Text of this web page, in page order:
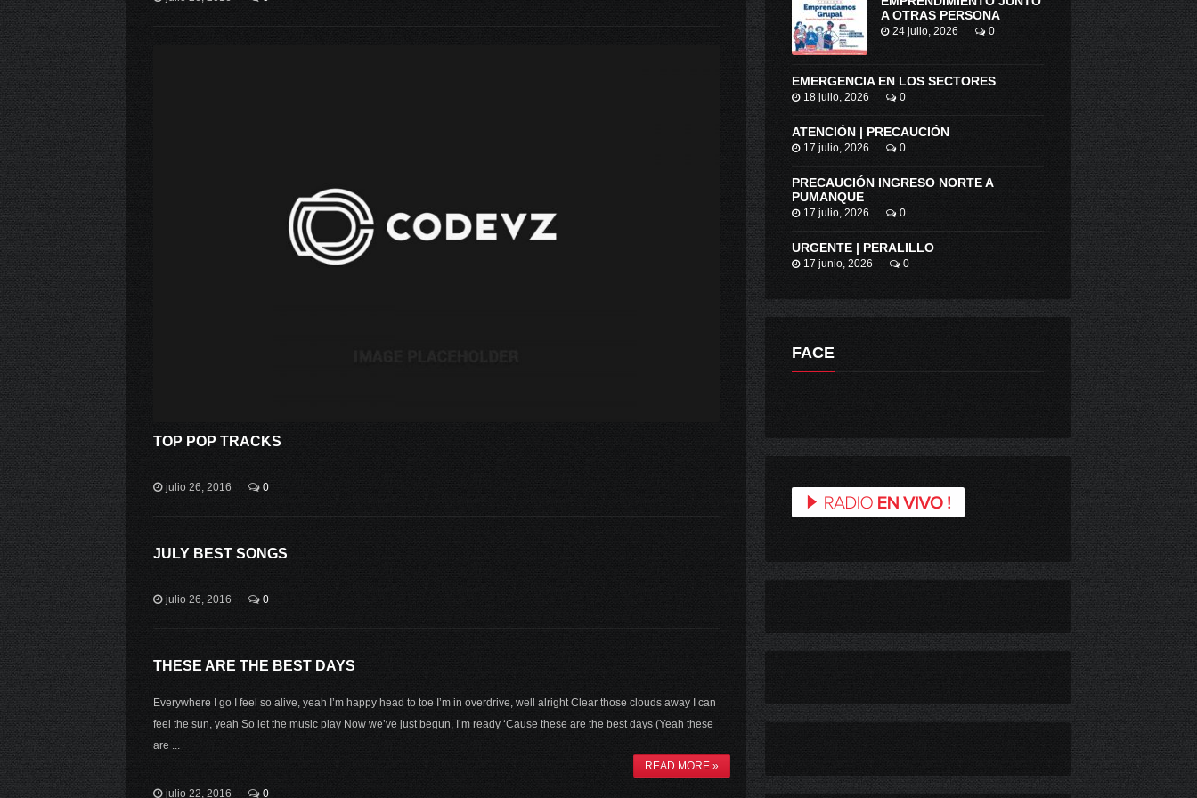
TOP POP TRACKS
julio 26, 2016 0
JULY BEST SONGS
julio 26, 2016 0
THESE ARE THE BEST DAYS
Everywhere I go I feel so alive, yeah I’m happy head to toe I’m in overdrive, well alright Clear those clouds away I can
feel the sun, yeah So let the music play Now we’ve just begun, I’m ready ‘Cause these are the best days (Yeah these
are ...
READ MORE »
julio 22, 2016 0
A OTRAS PERSONA
24 julio, 2026 0
EMERGENCIA EN LOS SECTORES
18 julio, 2026 0
ATENCIÓN | PRECAUCIÓN
17 julio, 2026 0
PRECAUCIÓN INGRESO NORTE A
PUMANQUE
17 julio, 2026 0
URGENTE | PERALILLO
17 junio, 2026 0
FACE